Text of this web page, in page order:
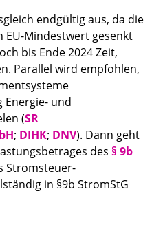
endgültig aus, da die
EU-Mindestwert gesenkt
bis Ende 2024 Zeit,
Parallel wird empfohlen,
Energie- und
(SR
; DIHK; DNV). Dann geht
des § 9b
Stromsteuer-
in §9b StromStG